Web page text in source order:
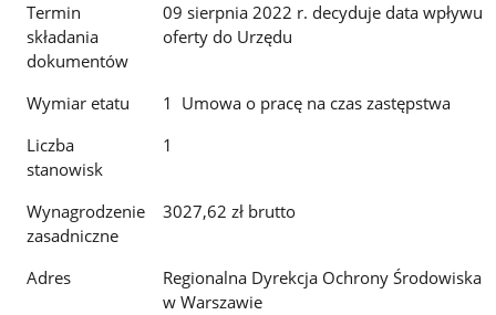
Termin
składania
dokumentów
09 sierpnia 2022 r. decyduje data wpływu
oferty do Urzędu
Wymiar etatu
1 Umowa o pracę na czas zastępstwa
Liczba
stanowisk
1
Wynagrodzenie
zasadniczne
3027,62 zł brutto
Adres
Regionalna Dyrekcja Ochrony Środowiska
w Warszawie